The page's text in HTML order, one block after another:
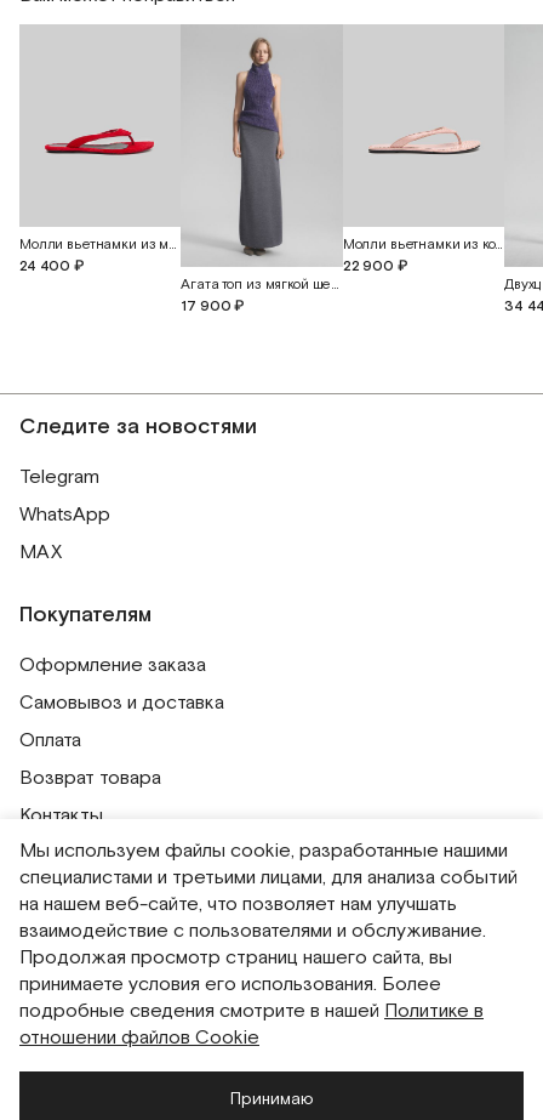
Молли вьетнамки из меха пони
24 400 ₽
Агата топ из мягкой шерсти альпака
17 900 ₽
Молли вьетнамки из кожи питона
22 900 ₽
34
Следите за новостями
Telegram
WhatsApp
MAX
Покупателям
Оформление заказа
Самовывоз и доставка
Оплата
Возврат товара
Контакты
Публичная оферта
Политика обработки персональных данных
Политика использования сессионных файлов
Согласие на получение рассылок
Согласие на обработку персональных данных
Система привилегий
Мы используем файлы cookie, разработанные нашими
специалистами и третьими лицами, для анализа событий
на нашем веб-сайте, что позволяет нам улучшать
взаимодействие с пользователями и обслуживание.
Продолжая просмотр страниц нашего сайта, вы
принимаете условия его использования. Более
подробные сведения смотрите в нашей Политике в
отношении файлов Cookie
Принимаю